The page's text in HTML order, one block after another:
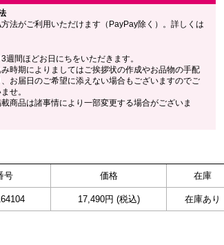
法がご利用いただけます（PayPay除く）。詳しくは
週間ほどお日にちをいただきます。
時期によりましてはご挨拶状の作成やお品物の手配
お届日のご希望に添えない場合もございますのでご
せ。
載商品は諸事情により一部変更する場合がございま
号 価格 在庫
17,490円 (税込) 在庫あり